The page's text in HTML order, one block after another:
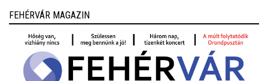
FEHÉRVÁR MAGAZIN